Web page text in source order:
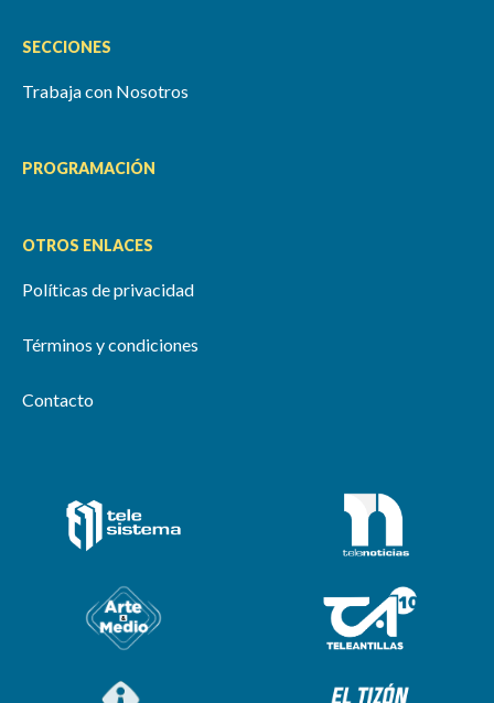
SECCIONES
Trabaja con Nosotros
PROGRAMACIÓN
OTROS ENLACES
Políticas de privacidad
Términos y condiciones
Contacto